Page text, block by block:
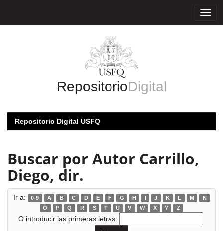
RepositorioDigital
Repositorio Digital USFQ
Buscar por Autor Carrillo,
Diego, dir.
Ir a: 0-9 A B C D E F G H I J K L M
N
O
P Q R S T U V W X Y Z
O introducir las primeras letras: